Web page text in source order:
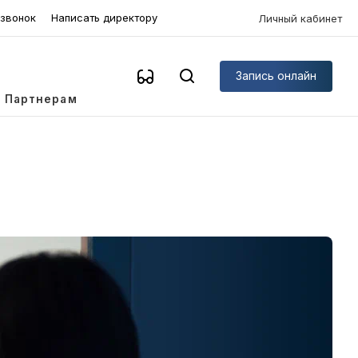
Написать директору Личный кабинет
Партнерам
Запись онлайн